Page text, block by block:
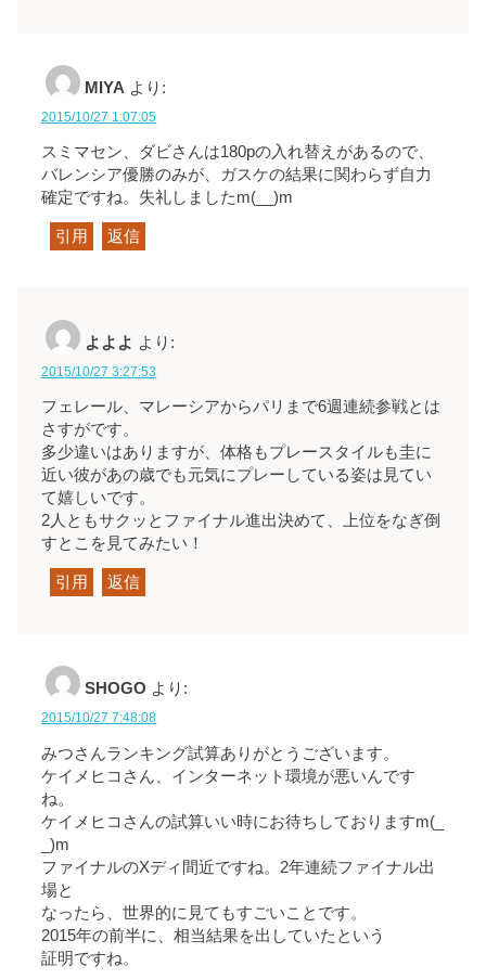
MIYA より:
2015/10/27 1:07:05
スミマセン、ダビさんは180pの入れ替えがあるので、
バレンシア優勝のみが、ガスケの結果に関わらず自力
確定ですね。失礼しましたm(__)m
引用 返信
よよよ より:
2015/10/27 3:27:53
フェレール、マレーシアからパリまで6週連続参戦とは
さすがです。
多少違いはありますが、体格もプレースタイルも圭に
近い彼があの歳でも元気にプレーしている姿は見てい
て嬉しいです。
2人ともサクッとファイナル進出決めて、上位をなぎ倒
すとこを見てみたい！
引用 返信
SHOGO より:
2015/10/27 7:48:08
みつさんランキング試算ありがとうございます。
ケイメヒコさん、インターネット環境が悪いんです
ね。
ケイメヒコさんの試算いい時にお待ちしておりますm(_
_)m
ファイナルのXディ間近ですね。2年連続ファイナル出
場と
なったら、世界的に見てもすごいことです。
2015年の前半に、相当結果を出していたという
証明ですね。